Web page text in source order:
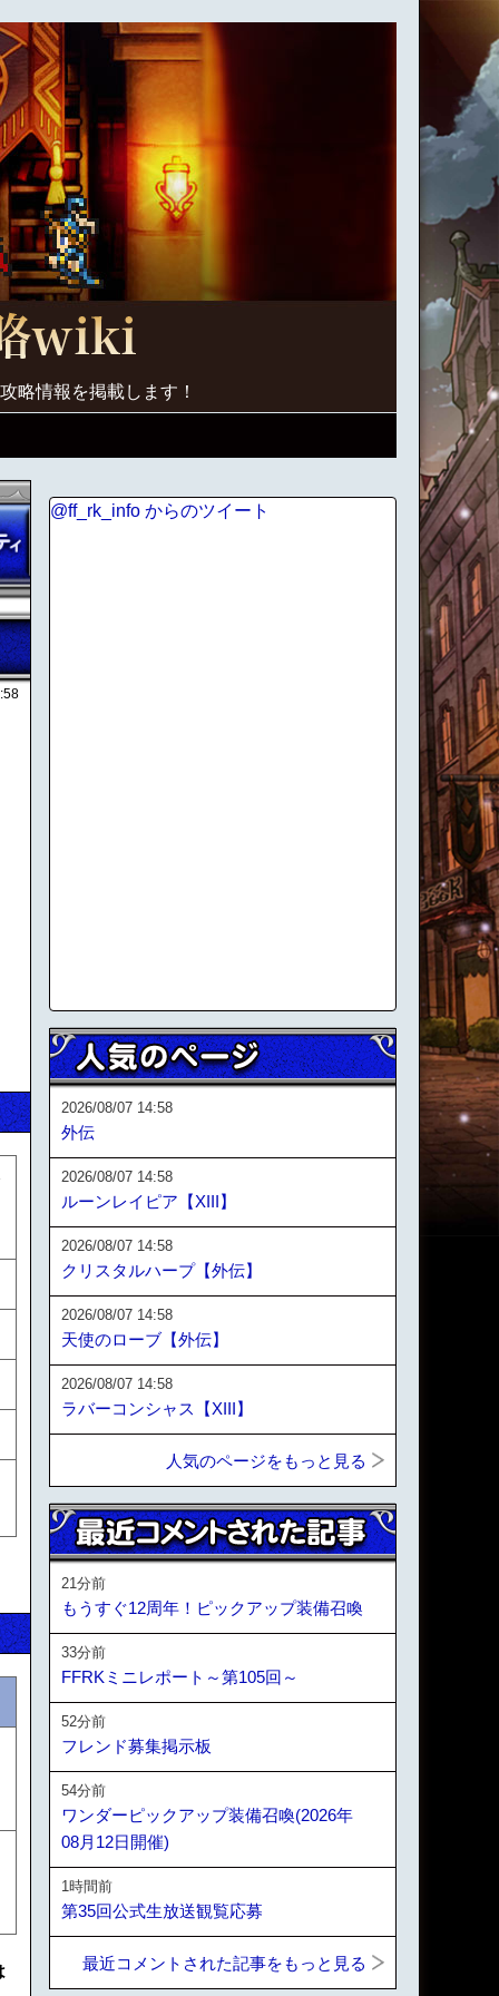
略情報を掲載します！
@ff_rk_info からのツイート
2026/08/07 14:58
外伝
2026/08/07 14:58
ルーンレイピア【XIII】
2026/08/07 14:58
クリスタルハープ【外伝】
2026/08/07 14:58
天使のローブ【外伝】
2026/08/07 14:58
ラバーコンシャス【XIII】
人気のページをもっと見る
21分前
もうすぐ12周年！ピックアップ装備召喚
33分前
FFRKミニレポート～第105回～
52分前
フレンド募集掲示板
54分前
ワンダーピックアップ装備召喚(2026年
08月12日開催)
1時間前
第35回公式生放送観覧応募
最近コメントされた記事をもっと見る